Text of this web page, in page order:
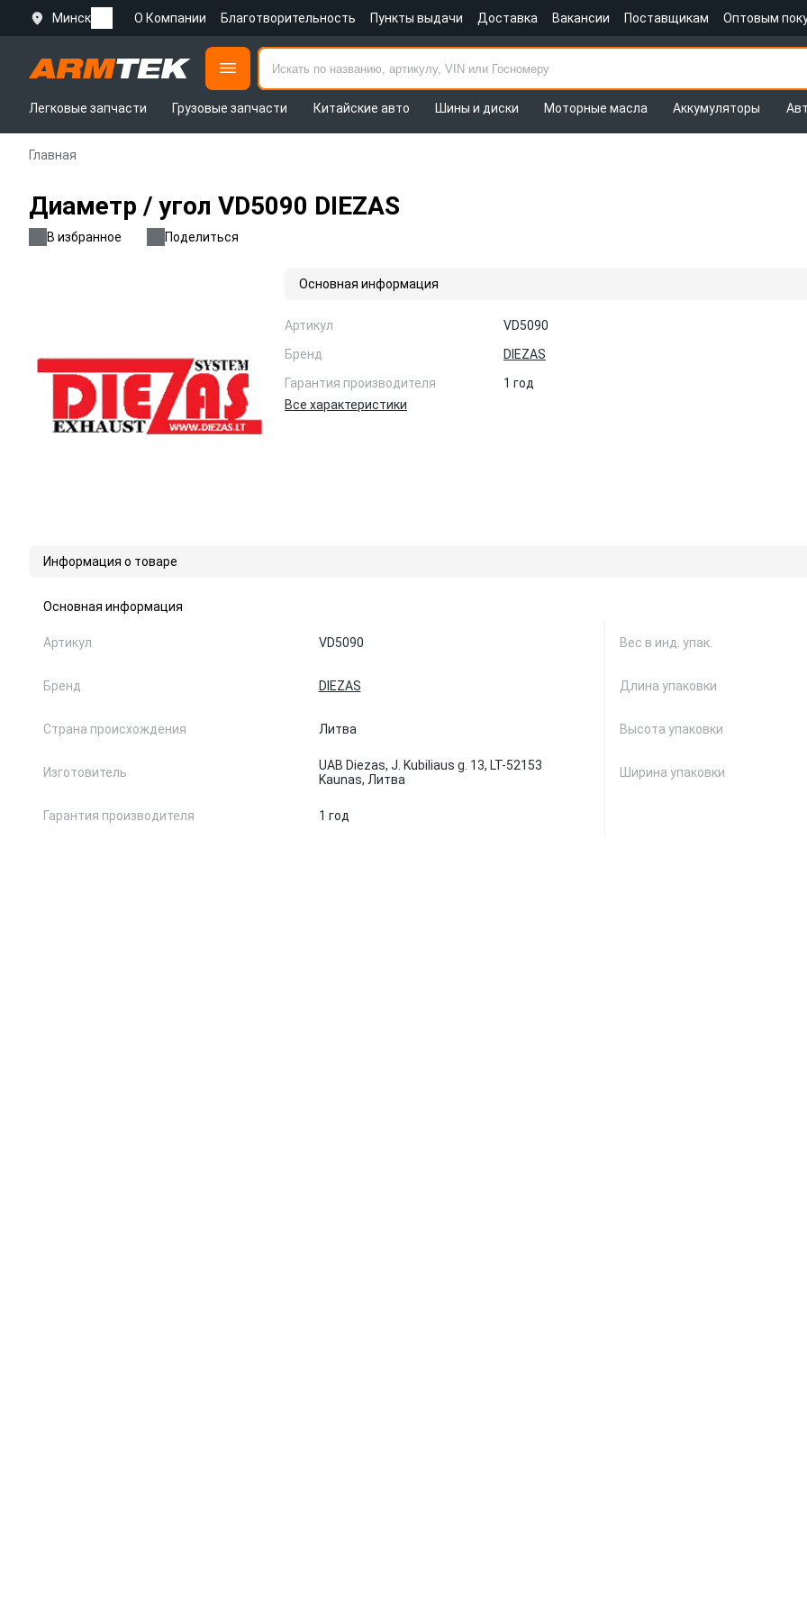
Минск О Компании Благотворительность Пункты выдачи Доставка Вакансии Поставщикам Оптовым
Легковые запчасти
Грузовые запчасти Китайские авто Шины и диски Моторные масла Аккумуляторы
Главная
Диаметр / угол VD5090 DIEZAS
В избранное Поделиться
Основная информация
Артикул
VD5090
Бренд
DIEZAS
Гарантия производителя
1 год
Все характеристики
Информация о товаре
Основная информация
Артикул VD5090
Бренд DIEZAS
Страна происхождения Литва
Изготовитель
UAB Diezas, J. Kubiliaus g. 13, LT-52153
Kaunas, Литва
Гарантия производителя 1 год
Вес в инд. упак.
Длина упаковки
Высота упаковки
Ширина упаковки